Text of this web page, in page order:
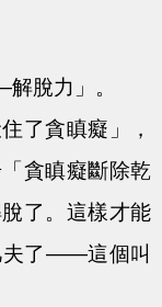
脫力」。
了貪瞋癡」，
貪瞋癡斷除乾
了。這樣才能
夫了——這個叫